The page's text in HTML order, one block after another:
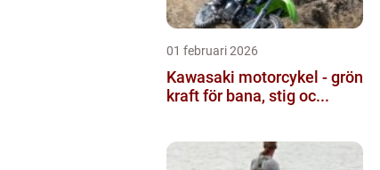
01 februari 2026
Kawasaki motorcykel - grön
kraft för bana, stig oc...